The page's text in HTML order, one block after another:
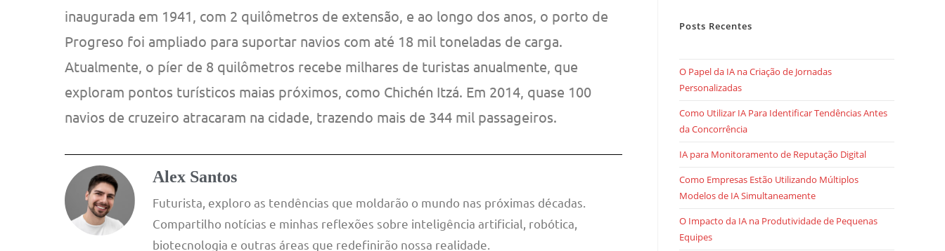
inaugurada em 1941, com 2 quilômetros de extensão, e ao longo dos anos, o porto de
Progreso foi ampliado para suportar navios com até 18 mil toneladas de carga.
Atualmente, o píer de 8 quilômetros recebe milhares de turistas anualmente, que
exploram pontos turísticos maias próximos, como Chichén Itzá. Em 2014, quase 100
navios de cruzeiro atracaram na cidade, trazendo mais de 344 mil passageiros.
Alex Santos
Futurista, exploro as tendências que moldarão o mundo nas próximas décadas.
Compartilho notícias e minhas reflexões sobre inteligência artificial, robótica,
biotecnologia e outras áreas que redefinirão nossa realidade.
Posts Recentes
O Papel da IA na Criação de Jornadas
Personalizadas
Como Utilizar IA Para Identificar Tendências Antes
da Concorrência
IA para Monitoramento de Reputação Digital
Como Empresas Estão Utilizando Múltiplos
Modelos de IA Simultaneamente
O Impacto da IA na Produtividade de Pequenas
Equipes